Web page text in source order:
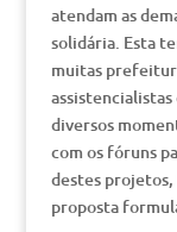
atendam as
solidária. Esta
muitas
diversos
com os fóruns
destes projetos,
proposta